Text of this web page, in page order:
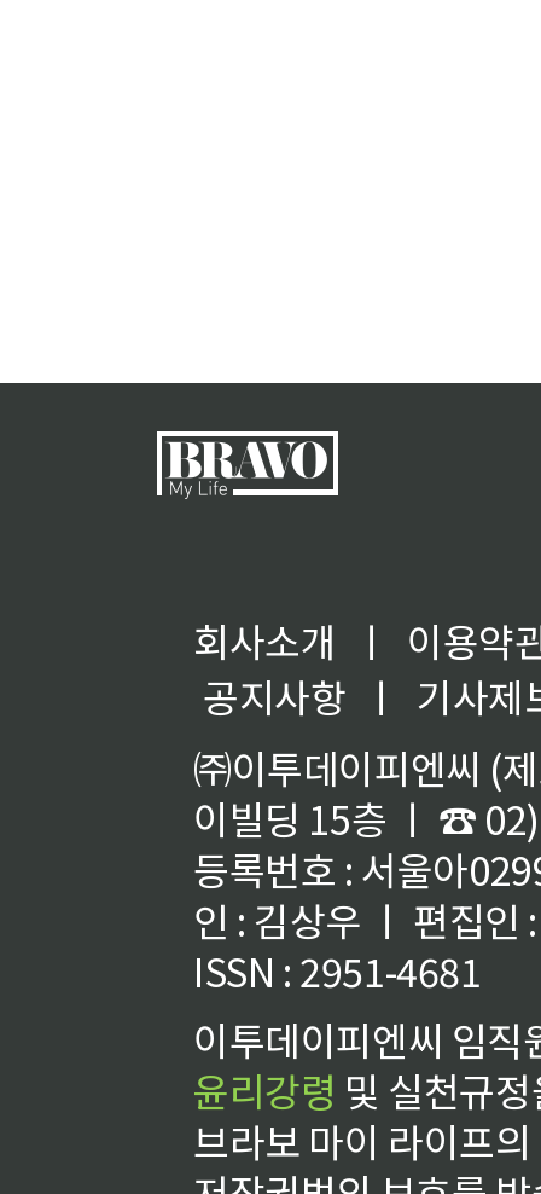
회사소개 ㅣ
이용약
공지사항
ㅣ
기사제
㈜이투데이피엔씨 (
이빌딩 15층 ㅣ ☎
등록번호 : 서울아
인 : 김상우 ㅣ 편집인
ISSN : 2951-4681
이투데이피엔씨 임
윤리강령 및 실천규
브라보 마이 라이프